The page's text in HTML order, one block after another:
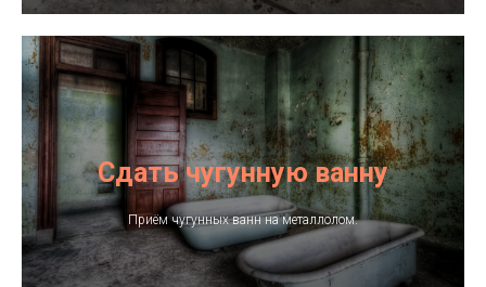
Сдать чугунную ванну
Приём чугунных ванн на металлолом.
Вывоз лома
Демонтажные
Услуги